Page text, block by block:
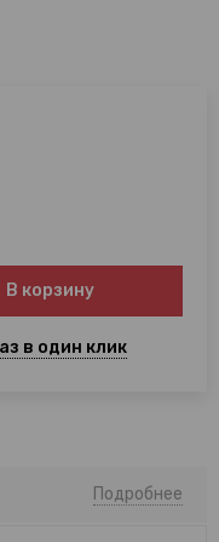
В корзину
в один клик
Подробнее